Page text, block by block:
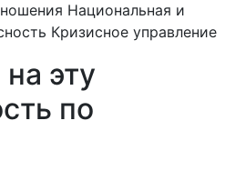
Национальная и
Кризисное управление
эту
по